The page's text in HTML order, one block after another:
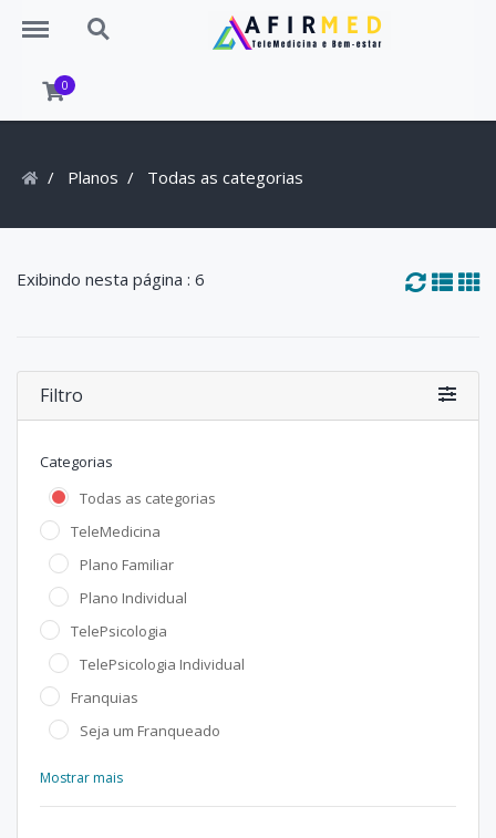
Menu Search
0
Planos Todas as categorias
Exibindo nesta página : 6
Filtro
Categorias
Todas as categorias
TeleMedicina
Plano Familiar
Plano Individual
TelePsicologia
TelePsicologia Individual
Franquias
Seja um Franqueado
Mostrar mais